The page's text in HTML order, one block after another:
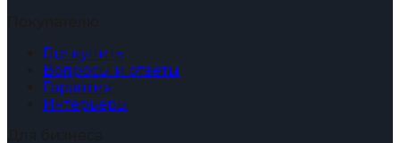
Где купить
Вопросы и ответы
Гарантия
Интерьеры